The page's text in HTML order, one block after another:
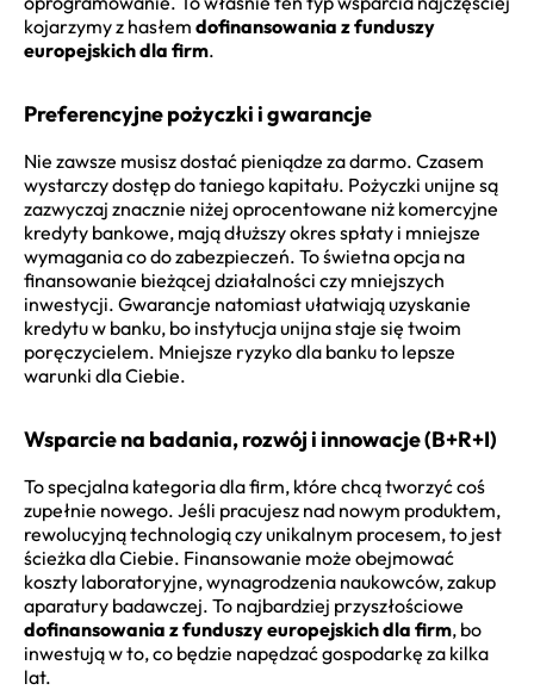
kojarzymy z hasłem dofinansowania z funduszy
europejskich dla firm.
Preferencyjne pożyczki i gwarancje
Nie zawsze musisz dostać pieniądze za darmo. Czasem
wystarczy dostęp do taniego kapitału. Pożyczki unijne są
zazwyczaj znacznie niżej oprocentowane niż komercyjne
kredyty bankowe, mają dłuższy okres spłaty i mniejsze
wymagania co do zabezpieczeń. To świetna opcja na
finansowanie bieżącej działalności czy mniejszych
inwestycji. Gwarancje natomiast ułatwiają uzyskanie
kredytu w banku, bo instytucja unijna staje się twoim
poręczycielem. Mniejsze ryzyko dla banku to lepsze
warunki dla Ciebie.
Wsparcie na badania, rozwój i innowacje (B+R+I)
To specjalna kategoria dla firm, które chcą tworzyć coś
zupełnie nowego. Jeśli pracujesz nad nowym produktem,
rewolucyjną technologią czy unikalnym procesem, to jest
ścieżka dla Ciebie. Finansowanie może obejmować
koszty laboratoryjne, wynagrodzenia naukowców, zakup
aparatury badawczej. To najbardziej przyszłościowe
dofinansowania z funduszy europejskich dla firm, bo
inwestują w to, co będzie napędzać gospodarkę za kilka
lat.